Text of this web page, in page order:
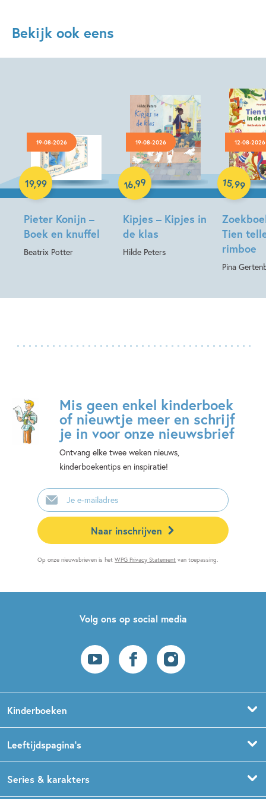
Bekijk ook eens
19-08-2026
Pieter Konijn –
Boek en knuffel
Beatrix Potter
19,99
Hardcover
19-08-2026
Kipjes – Kipjes in
de klas
Hilde Peters
16,99
Hardcover
12-08-2026
Tien
rimboe
Pina
15,99
Hardcover
Mis geen enkel kinderboek
of nieuwtje meer en schrijf
je in voor onze nieuwsbrief
Ontvang elke twee weken nieuws,
kinderboekentips en inspiratie!
E-
mailadres
Naar inschrijven
Op onze nieuwsbrieven is hetWPG Privacy Statement van toepassing.
Volg ons op social media
Kinderboeken
Prentenboeken
Leeftijdspagina’s
Boekentips 1,5 - 3 jaar
Series & karakters